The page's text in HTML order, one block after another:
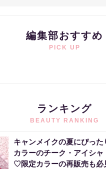
編集部おすすめ
PICK UP
ランキング
BEAUTY RANKING
キャンメイクの夏にぴっ
カラーのチーク・アイシ
♡限定カラーの再販売も必